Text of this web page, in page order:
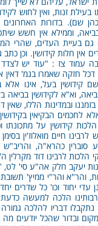
בעילת זנות, ואין לחוש
שם). בדורות האחרונים
וממילא אין חשש
גם בעיית העדים, שהרי
אין חלות קידושין. וכן
עמוד צז : "עוד יש לצדד
חזקה שאמרו בגמ' דאין
קידושין בעל, אינו אלא
וא"א לקידושין בביאה
ובמדינות הללו,
לחכמים הבקיאין בקידושין
הלכות קידושין על
חיים מואלוז'ין
סוברין כהרא"ה, והריב"ש
הלכות לרבינו דוד מקרלין
יעקב חלק אה"ע סי'
והר"א והר"י ממיץ'
עדי יחוד וכו' כל שדרים
הלכה למעשה
דבריו להלכה
ובדור שהכל יודעים מה